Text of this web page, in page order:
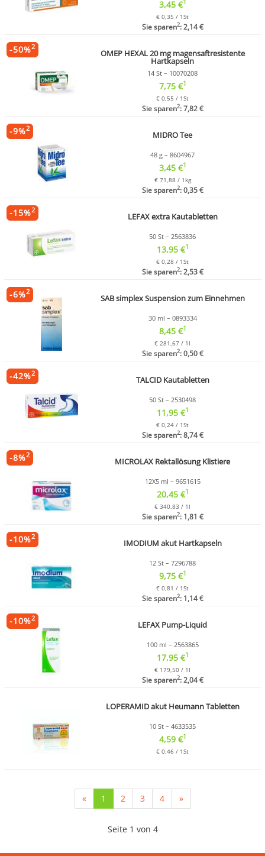
3,45 €1
€ 0,35 / 1St
Sie sparen2: 2,14 €
OMEP HEXAL 20 mg magensaftresistente
Hartkapseln
14 St – 10070208
7,75 €1
€ 0,55 / 1St
Sie sparen2: 7,82 €
-50%2
MIDRO Tee
48 g – 8604967
3,45 €1
€ 71,88 / 1kg
Sie sparen2: 0,35 €
-9%2
LEFAX extra Kautabletten
50 St – 2563836
13,95 €1
€ 0,28 / 1St
Sie sparen2: 2,53 €
-15%2
SAB simplex Suspension zum Einnehmen
30 ml – 0893334
8,45 €1
€ 281,67 / 1l
Sie sparen2: 0,50 €
-6%2
TALCID Kautabletten
50 St – 2530498
11,95 €1
€ 0,24 / 1St
Sie sparen2: 8,74 €
-42%2
MICROLAX Rektallösung Klistiere
12X5 ml – 9651615
20,45 €1
€ 340,83 / 1l
Sie sparen2: 1,81 €
-8%2
IMODIUM akut Hartkapseln
12 St – 7296788
9,75 €1
€ 0,81 / 1St
Sie sparen2: 1,14 €
-10%2
LEFAX Pump-Liquid
100 ml – 2563865
17,95 €1
€ 179,50 / 1l
Sie sparen2: 2,04 €
-10%2
LOPERAMID akut Heumann Tabletten
10 St – 4633535
4,59 €1
€ 0,46 / 1St
« 1 (current)
2 3 4 »
Seite 1 von 4